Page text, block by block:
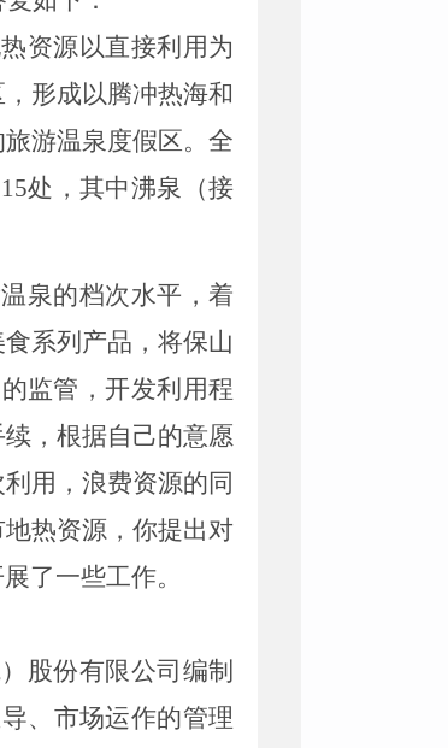
资源以直接利用为
形成以腾冲热海和
游温泉度假区。全
处，其中沸泉（接
泉的档次水平，着
系列产品，将保山
监管，开发利用程
，根据自己的意愿
用，浪费资源的同
热资源，你提出对
了一些工作。
股份有限公司编制
、市场运作的管理